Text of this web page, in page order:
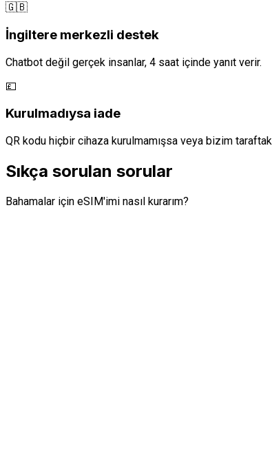
🇬🇧
İngiltere merkezli destek
Chatbot değil gerçek insanlar, 4 saat içinde yanıt verir.
💷
Kurulmadıysa iade
QR kodu hiçbir cihaza kurulmamışsa veya bizim
Sıkça sorulan sorular
Bahamalar için eSIM'imi nasıl kurarım?